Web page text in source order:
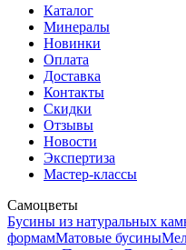
Каталог
Минералы
Новинки
Оплата
Доставка
Контакты
Скидки
Отзывы
Новости
Экспертиза
Мастер-классы
Самоцветы
Бусины из натуральных
формамМатовые бусины